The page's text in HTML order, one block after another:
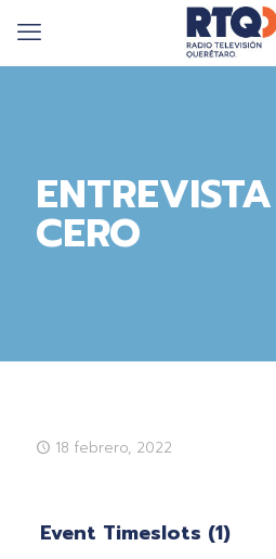
CERO
18 febrero, 2022
Event Timeslots (1)